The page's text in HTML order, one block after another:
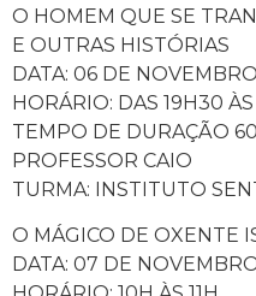
O HOMEM QUE SE
E OUTRAS HISTÓRIAS
DATA: 06 DE NOVEMBRO
HORÁRIO: DAS 19H30 ÀS
TEMPO DE DURAÇÃO
PROFESSOR CAIO
TURMA: INSTITUTO
O MÁGICO DE OXENTE
DATA: 07 DE